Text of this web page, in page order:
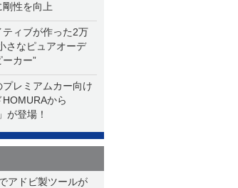
剛性を向上
ティブが作った2万
さなピュアオーデ
ーカー”
プレミアムカー向け
HOMURAから
が登場！
アドビ製ツールが